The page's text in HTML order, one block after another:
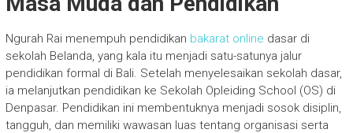
Ngurah Rai menempuh pendidikan bakarat online dasar di
sekolah Belanda, yang kala itu menjadi satu-satunya jalur
pendidikan formal di Bali. Setelah menyelesaikan sekolah dasar,
ia melanjutkan pendidikan ke Sekolah Opleiding School (OS) di
Denpasar. Pendidikan ini membentuknya menjadi sosok disiplin,
tangguh, dan memiliki wawasan luas tentang organisasi serta